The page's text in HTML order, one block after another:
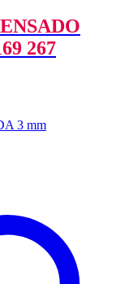
267
3 mm